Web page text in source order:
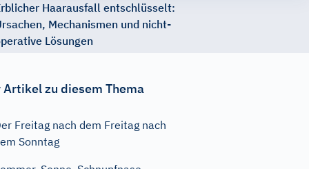
Haarausfall entschlüsselt:
Mechanismen und nicht-
Lösungen
Artikel zu diesem Thema
Freitag nach dem Freitag nach
Sonntag